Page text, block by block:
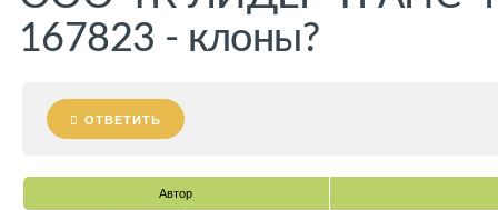
167823 - клоны?
ОТВЕТИТЬ
Автор